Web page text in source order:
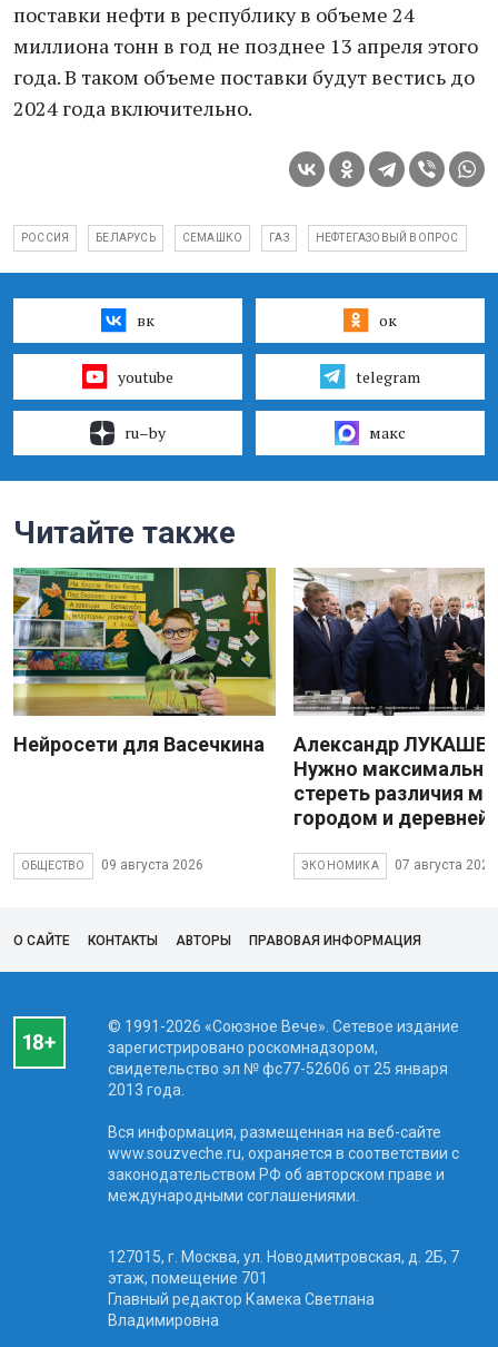
поставки нефти в республику в объеме 24
миллиона тонн в год не позднее 13 апреля этого
года. В таком объеме поставки будут вестись до
2024 года включительно.
РОССИЯ БЕЛАРУСЬ СЕМАШКО ГАЗ НЕФТЕГАЗОВЫЙ ВОПРОС
вк ок
youtube telegram
ru–by макс
Читайте также
Нейросети для Васечкина
ОБЩЕСТВО 09 августа 2026
Александр
Нужно максимально
стереть различия
городом и деревней
ЭКОНОМИКА 07 августа 2026
О САЙТЕ КОНТАКТЫ АВТОРЫ ПРАВОВАЯ ИНФОРМАЦИЯ
© 1991-2026 «Союзное Вече». Сетевое издание
зарегистрировано роскомнадзором,
свидетельство эл № фc77-52606 от 25 января
2013 года.
Вся информация, размещенная на веб-сайте
www.souzveche.ru, охраняется в соответствии с
законодательством РФ об авторском праве и
международными соглашениями.
127015, г. Москва, ул. Новодмитровская, д. 2Б, 7
этаж, помещение 701
Главный редактор Камека Светлана
Владимировна